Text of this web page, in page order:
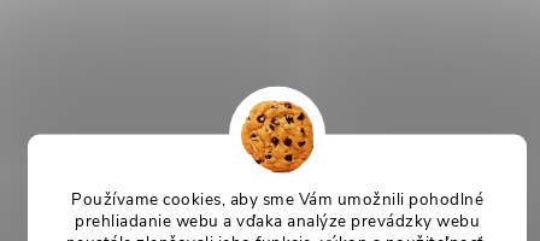
Používame cookies, aby sme Vám umožnili pohodlné
prehliadanie webu a vďaka analýze prevádzky webu